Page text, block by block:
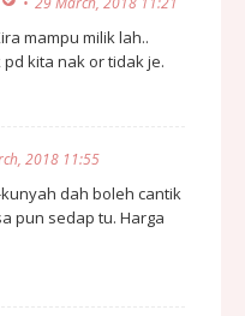
mampu milik lah..
kita nak or tidak je.
2018 11:55
dah boleh cantik
pun sedap tu. Harga